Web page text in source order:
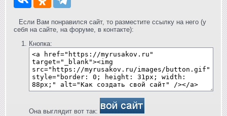
Если Вам понравился сайт, то разместите ссылку на него (у
себя на сайте, на форуме, в контакте):
Кнопка:
Она выглядит вот так: